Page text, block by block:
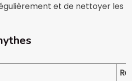
et de nettoyer les